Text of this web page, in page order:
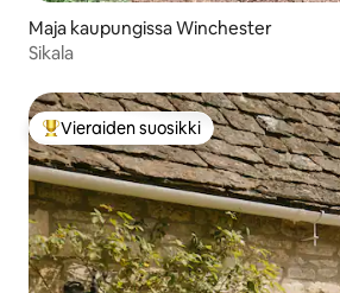
Maja kaupungissa Winchester
Sikala
Vieraiden suosikkien parhaimmistoa
Vieraiden suosikki